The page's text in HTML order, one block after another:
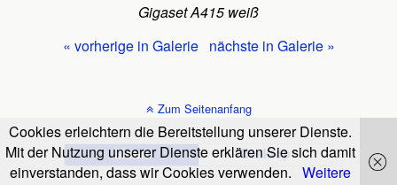
Gigaset A415 weiß
« vorherige in Galerie nächste in Galerie »
Zum Seitenanfang
Mobil Desktop
Cookies erleichtern die Bereitstellung unserer Dienste.
Mit der Nutzung unserer Dienste erklären Sie sich damit
einverstanden, dass wir Cookies verwenden. Weitere